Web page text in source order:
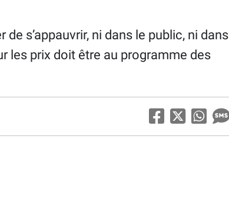
s’appauvrir, ni dans le public, ni dans
les prix doit être au programme des